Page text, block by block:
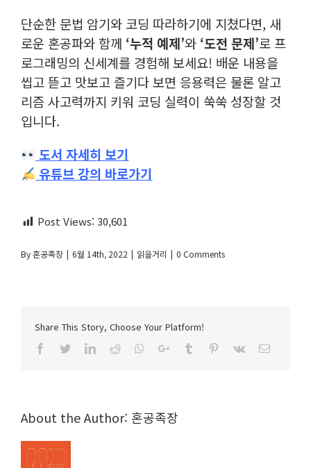
단순한 문법 암기와 코딩 따라하기에 지쳤다면, 새
로운 혼공파와 함께 ‘누적 예제’와 ‘도전 문제’로 프
로그래밍의 신세계를 경험해 보세요! 배운 내용을
씹고 뜯고 맛보고 즐기다 보면 응용력은 물론 알고
리즘 사고력까지 키워 코딩 실력이 쑥쑥 성장할 것
입니다.
도서 자세히 보기
유튜브 강의 바로가기
Post Views: 30,601
By혼공족장 | 6월 14th, 2022 | 읽을거리 | 0 Comments
Share This Story, Choose Your Platform!
Facebook
TwitterLinkedIn
Reddit Whatsapp
Google+Tumblr Pinterest
Vk Email
About the Author: 혼공족장